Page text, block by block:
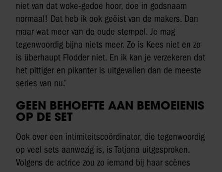
niet van dat woke-gedoe hoor, doe in godsnaam
normaal! Dat heb ik ook geëist van de makers. Dan
maar wat meer van de oude stempel. Je mag
tegenwoordig bijna niets meer. Zo is Kees niet en zo
is überhaupt Flodder niet. En ik kan je verzekeren dat
het pittiger en pikanter is uitgevallen dan de meeste
series van nu.’
GEEN BEHOEFTE AAN BEMOEIENIS
OP DE SET
Ook over een intimiteitscoördinator, die tegenwoordig
op veel sets aanwezig is, is Tatjana uitgesproken.
Volgens de actrice zou zo iemand bij haar scènes